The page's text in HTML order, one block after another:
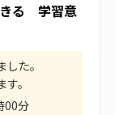
きる 学習意
た。
。
00分